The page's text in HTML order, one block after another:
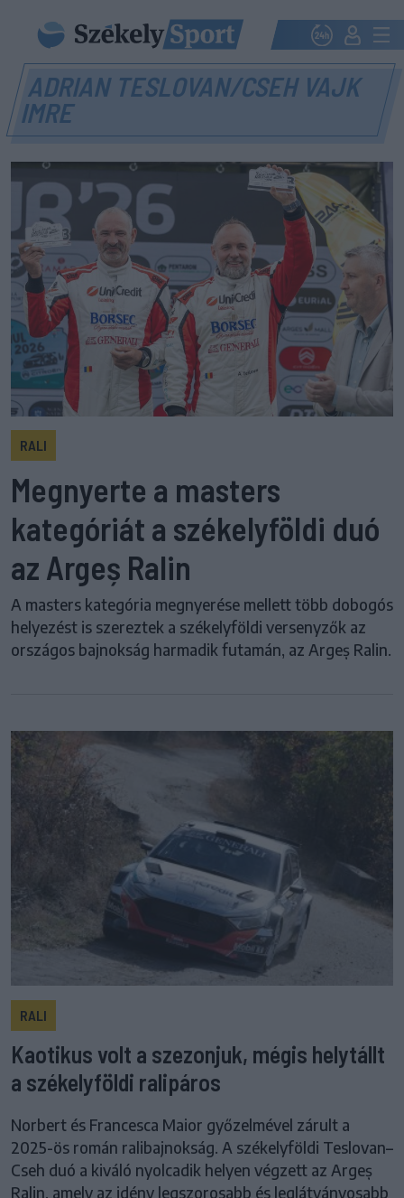
ADRIAN TESLOVAN/CSEH VAJK
IMRE
RALI
Megnyerte a masters
kategóriát a székelyföldi duó
az Argeș Ralin
A masters kategória megnyerése mellett több dobogós
helyezést is szereztek a székelyföldi versenyzők az
országos bajnokság harmadik futamán, az Argeș Ralin.
RALI
Kaotikus volt a szezonjuk, mégis helytállt
a székelyföldi ralipáros
Norbert és Francesca Maior győzelmével zárult a
2025-ös román ralibajnokság. A székelyföldi Teslovan–
Cseh duó a kiváló nyolcadik helyen végzett az Argeș
Ralin, amely az idény legszorosabb és leglátványosabb